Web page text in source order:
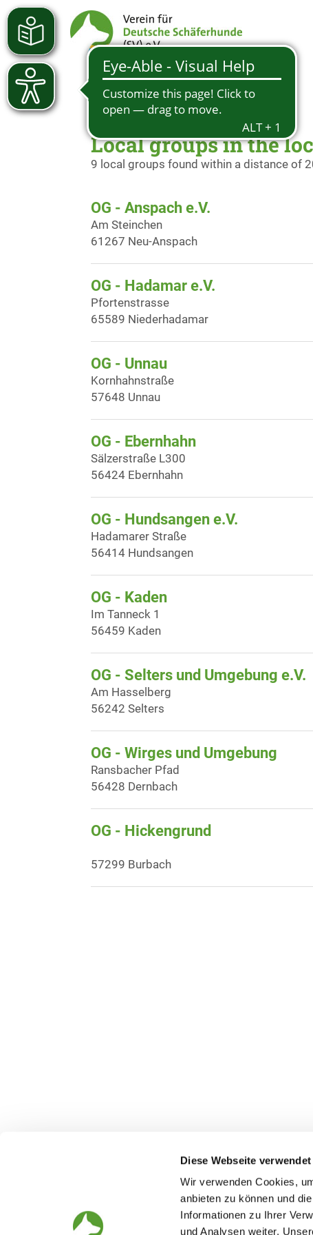
Diese Webseite
Wir verwenden Cookies,
anbieten zu können und
Informationen zu Ihrer
und Analysen weiter.
Local groups in the
9 local groups found within a distance of
OG - Anspach e.V.
Am Steinchen
61267 Neu-Anspach
OG - Hadamar e.V.
Pfortenstrasse
65589 Niederhadamar
OG - Unnau
Kornhahnstraße
57648 Unnau
OG - Ebernhahn
Sälzerstraße L300
56424 Ebernhahn
OG - Hundsangen e.V.
Hadamarer Straße
56414 Hundsangen
OG - Kaden
Im Tanneck 1
56459 Kaden
OG - Selters und Umgebung e.V.
Am Hasselberg
56242 Selters
OG - Wirges und Umgebung
Ransbacher Pfad
56428 Dernbach
OG - Hickengrund
57299 Burbach
The German Shepherd The Club